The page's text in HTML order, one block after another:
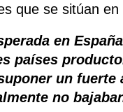
que se sitúan
en
países
un fuerte
no